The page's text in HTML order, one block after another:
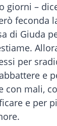
giorni –
feconda
di Giuda
per
e
con mali,
e per